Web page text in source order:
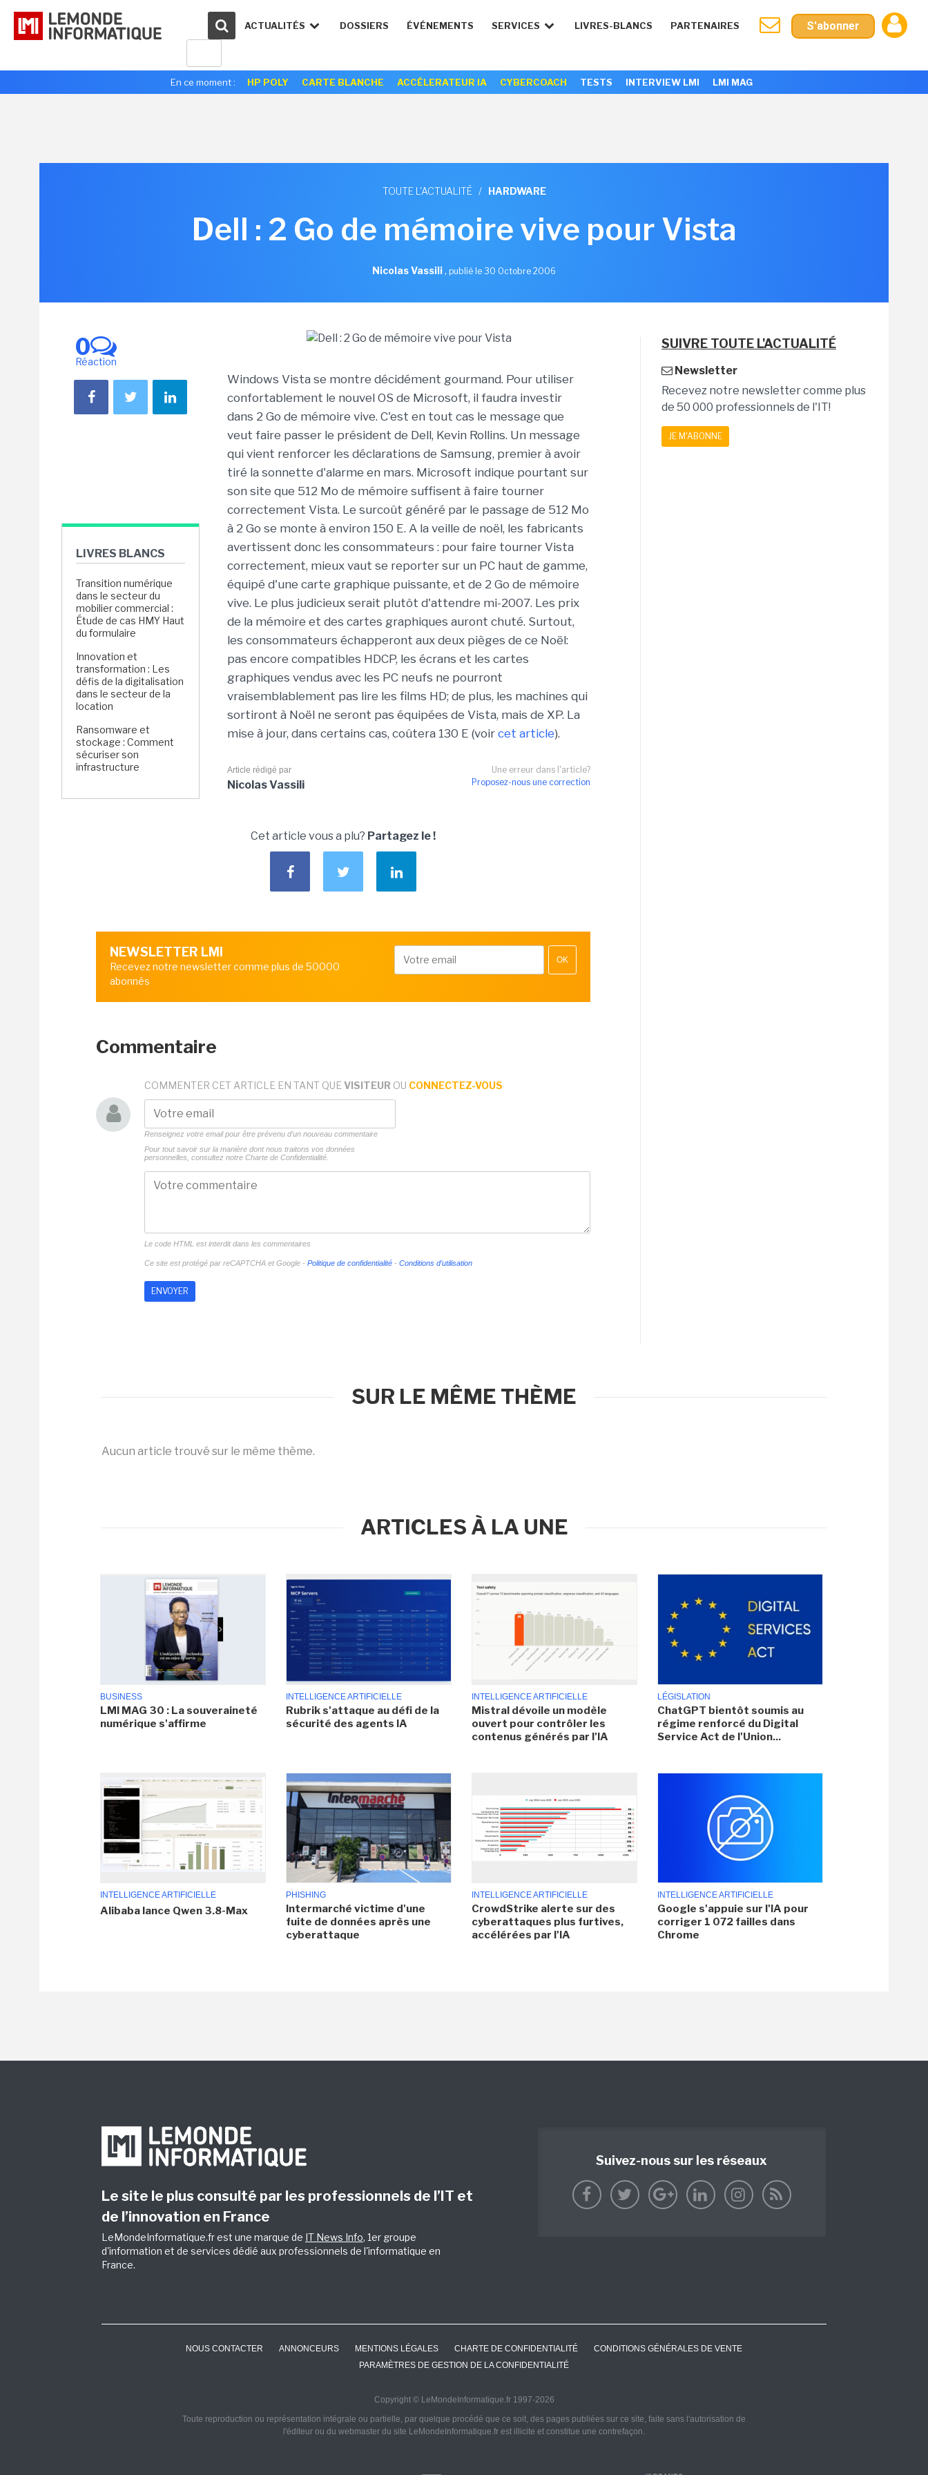
ACTUALITÉS DOSSIERS ÉVÉNEMENTS SERVICES LIVRES-BLANCS PARTENAIRES S'abonner
En ce moment : HP POLY CARTE BLANCHE ACCÉLERATEUR IA CYBERCOACH TESTS INTERVIEW LMI LMI MAG
TOUTE L'ACTUALITÉ / HARDWARE
Dell : 2 Go de mémoire vive pour Vista
Nicolas Vassili, publié le 30 Octobre 2006
0
Réaction
LIVRES BLANCS
Transition numérique
dans le secteur du
mobilier commercial :
Étude de cas HMY Haut
du formulaire
Innovation et
transformation : Les
défis de la digitalisation
dans le secteur de la
location
Ransomware et
stockage : Comment
sécuriser son
infrastructure
Windows Vista se montre décidément gourmand. Pour utiliser
confortablement le nouvel OS de Microsoft, il faudra investir
dans 2 Go de mémoire vive. C'est en tout cas le message que
veut faire passer le président de Dell, Kevin Rollins. Un message
qui vient renforcer les déclarations de Samsung, premier à avoir
tiré la sonnette d'alarme en mars. Microsoft indique pourtant sur
son site que 512 Mo de mémoire suffisent à faire tourner
correctement Vista. Le surcoût généré par le passage de 512 Mo
à 2 Go se monte à environ 150 E. A la veille de noël, les fabricants
avertissent donc les consommateurs : pour faire tourner Vista
correctement, mieux vaut se reporter sur un PC haut de gamme,
équipé d'une carte graphique puissante, et de 2 Go de mémoire
vive. Le plus judicieux serait plutôt d'attendre mi-2007. Les prix
de la mémoire et des cartes graphiques auront chuté. Surtout,
les consommateurs échapperont aux deux pièges de ce Noël:
pas encore compatibles HDCP, les écrans et les cartes
graphiques vendus avec les PC neufs ne pourront
vraisemblablement pas lire les films HD; de plus, les machines qui
sortiront à Noël ne seront pas équipées de Vista, mais de XP. La
mise à jour, dans certains cas, coûtera 130 E (voir cet article).
Une erreur dans l'article?
Proposez-nous une correction
Article rédigé par
Nicolas Vassili
Cet article vous a plu? Partagez le !
NEWSLETTER LMI
Recevez notre newsletter comme plus de 50000
abonnés
OK
Commentaire
COMMENTER CET ARTICLE EN TANT QUE VISITEUR OU CONNECTEZ-VOUS
Renseignez votre email pour être prévenu d'un nouveau commentaire
Pour tout savoir sur la manière dont nous traitons vos données
personnelles, consultez notre Charte de Confidentialité.
Le code HTML est interdit dans les commentaires
Ce site est protégé par reCAPTCHA et Google - Politique de confidentialité - Conditions d'utilisation
SUIVRE TOUTE L'ACTUALITÉ
Newsletter
Recevez notre newsletter comme plus
de 50 000 professionnels de l'IT!
JE M'ABONNE
SUR LE MÊME THÈME
Aucun article trouvé sur le même thème.
ARTICLES À LA UNE
BUSINESS
LMI MAG 30 : La souveraineté
numérique s'affirme
INTELLIGENCE ARTIFICIELLE
Rubrik s'attaque au défi de la
sécurité des agents IA
INTELLIGENCE ARTIFICIELLE
Mistral dévoile un modèle
ouvert pour contrôler les
contenus générés par l'IA
LÉGISLATION
ChatGPT bientôt soumis au
régime renforcé du Digital
Service Act de l'Union...
INTELLIGENCE ARTIFICIELLE
Alibaba lance Qwen 3.8-Max
PHISHING
Intermarché victime d'une
fuite de données après une
cyberattaque
INTELLIGENCE ARTIFICIELLE
CrowdStrike alerte sur des
cyberattaques plus furtives,
accélérées par l'IA
INTELLIGENCE ARTIFICIELLE
Google s'appuie sur l'IA pour
corriger 1 072 failles dans
Chrome
Le site le plus consulté par les professionnels de l’IT et
de l’innovation en France
LeMondeInformatique.fr est une marque de IT News Info, 1er groupe
d'information et de services dédié aux professionnels de l'informatique en
France.
Suivez-nous sur les réseaux
NOUS CONTACTER ANNONCEURS MENTIONS LÉGALES CHARTE DE CONFIDENTIALITÉ
CONDITIONS GÉNÉRALES DE VENTE
PARAMÈTRES DE GESTION DE LA CONFIDENTIALITÉ
Copyright © LeMondeInformatique.fr 1997-2026
Toute reproduction ou représentation intégrale ou partielle, par quelque procédé que ce soit, des pages publiées sur ce site, faite sans l'autorisation de
l'éditeur ou du webmaster du site LeMondeInformatique.fr est illicite et constitue une contrefaçon.